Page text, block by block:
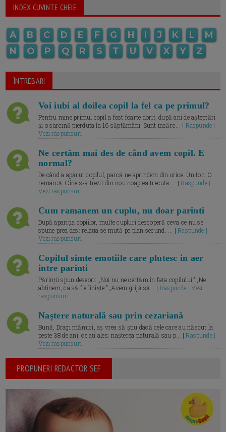
INDEX CUVINTE CHEIE
A B C D E F G H I J K L
M
N
O P Q R S T U V X Y Z
ÎNTREBARI
Voi iubi al doilea copil la fel ca pe primul?
Pentru mine primul copil a fost foarte dorit, după ani de așteptări
și o sarcină pierduta la 16 săptămâni. Sunt însărc... | Raspunde |
Vezi raspunsuri
Ne certăm mai des de când avem copil. E
normal?
De când a apărut copilul, parcă ne aprindem din orice. Un ton. O
remarcă. Cine s-a trezit din nou noaptea trecuta.... |Raspunde |
Vezi raspunsuri
Cum ramanem un cuplu, nu doar parinti
După apariția copiilor, multe cupluri descoperă ceva ce nu se
spune prea des: relația se mută pe plan secund. ... |Raspunde |
Vezi raspunsuri
Copilul simte emotiile care plutesc in aer
intre parinti
Părinții spun deseori: „Noi nu ne certăm în fața copilului.” „Ne
abținem, ca să fie liniște.” „Avem grijă să... | Raspunde | Vezi
raspunsuri
Naștere naturală sau prin cezariană
Bună, Dragi mămici, aș vrea să știu dacă cele care au născut la
peste 38 de ani, ce ați ales: nașterea naturală sau p... |Raspunde |
Vezi raspunsuri
PROPUNERI REDACTOR SEF